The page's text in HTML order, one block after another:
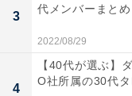
第2位：福山雅治
3
代メンバーまと
2022/08/29
4
【40代が選ぶ】
O社所属の30代タ